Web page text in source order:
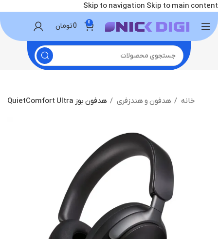
Skip to navigation Skip to main content
0
0تومان
خانه هدفون و هندزفری هدفون بوز QuietComfort Ultra